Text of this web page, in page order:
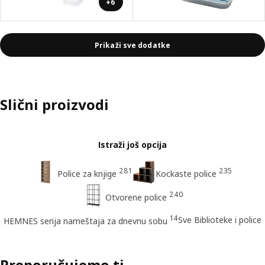
+6
Prikaži sve dodatke
Slični proizvodi
Istraži još opcija
Police za knjige 281 Kockaste police 235
Otvorene police 240
HEMNES serija nameštaja za dnevnu sobu 14Sve Biblioteke i police